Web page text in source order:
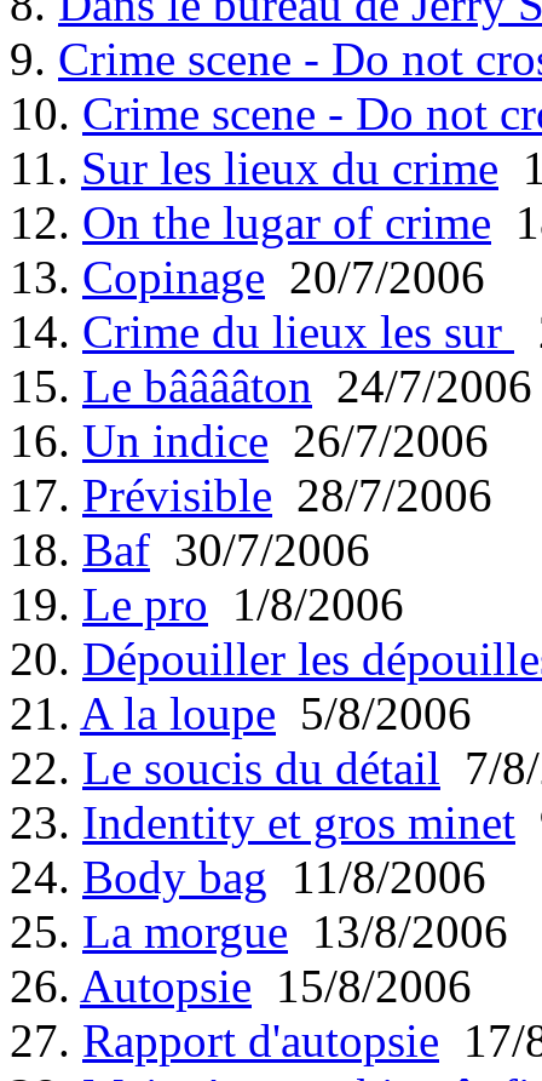
9. Crime scene - Do not
10. Crime scene - Do not
11. Sur les lieux du crime
12. On the lugar of crime
13. Copinage 20/7/2006
14. Crime du lieux les sur
15. Le bââââton 24/7/2006
16. Un indice 26/7/2006
17. Prévisible 28/7/2006
18. Baf 30/7/2006
19. Le pro 1/8/2006
20. Dépouiller les
21. A la loupe 5/8/2006
22. Le soucis du détail 7/
23. Indentity et gros minet
24. Body bag 11/8/2006
25. La morgue 13/8/2006
26. Autopsie 15/8/2006
27. Rapport d'autopsie 17/